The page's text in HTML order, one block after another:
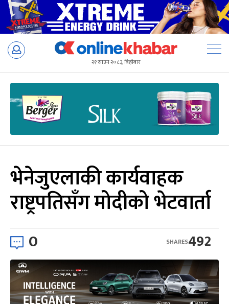
Skip
२१ साउन २०८३, बिहीबार
भेनेजुएलाकी कार्यवाहक
राष्ट्रपतिसँग मोदीको भेटवार्ता
0 492
SHARES